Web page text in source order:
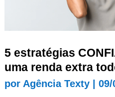
5 estratégias
uma renda extra
por Agência Texty| 09/